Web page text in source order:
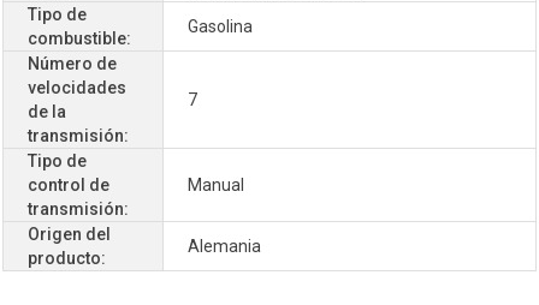
Tipo de
combustible:
Gasolina
Número de
velocidades
de la
transmisión:
7
Tipo de
control de
transmisión:
Manual
Origen del
producto:
Alemania